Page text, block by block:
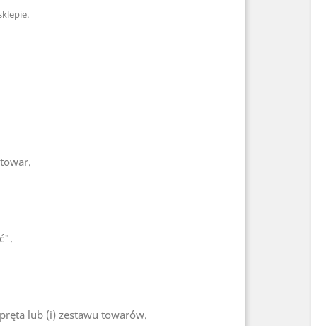
lub (i) zestawu towarów.